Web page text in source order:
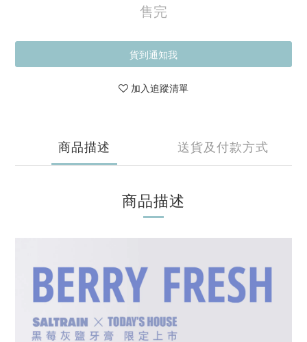
售完
貨到通知我
加入追蹤清單
商品描述 送貨及付款方式
商品描述